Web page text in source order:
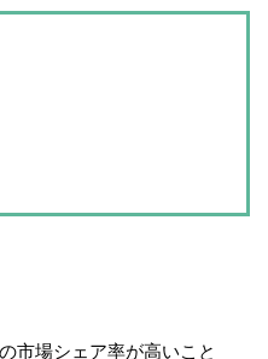
市場シェア率が高いこと